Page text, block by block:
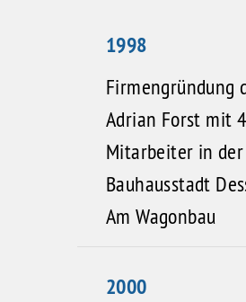
1998
Firmengründung
Adrian Forst mit 4
Mitarbeiter in der
Bauhausstadt
Am Wagonbau
2000